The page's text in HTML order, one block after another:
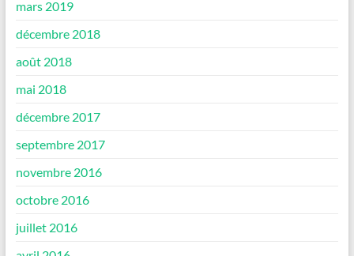
mars 2019
décembre 2018
août 2018
mai 2018
décembre 2017
septembre 2017
novembre 2016
octobre 2016
juillet 2016